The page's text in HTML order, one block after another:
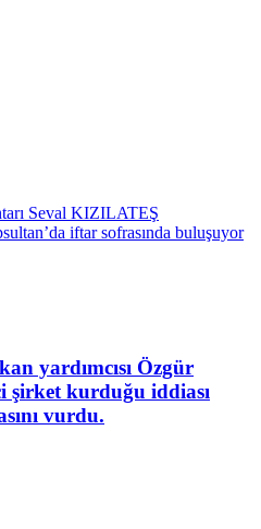
Seval KIZILATEŞ
iftar sofrasında buluşuyor
yardımcısı Özgür
şirket kurduğu iddiası
vurdu.